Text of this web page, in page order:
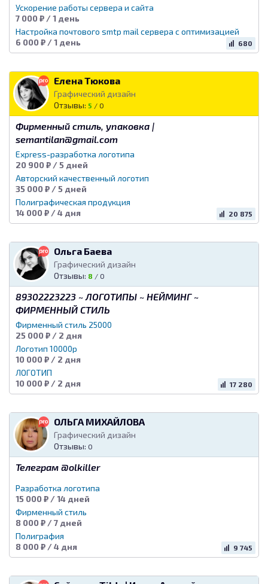
Ускорение работы сервера и сайта
7 000 ₽ / 1 день
Настройка почтового smtp mail сервера с оптимизацией
6 000 ₽ / 1 день
680
Елена Тюкова
Графический дизайн
Отзывы: 5 / 0
Фирменный стиль, упаковка |
semantilan@gmail.com
Express-разработка логотипа
20 900 ₽ / 5 дней
Авторский качественный логотип
35 000 ₽ / 5 дней
Полиграфическая продукция
14 000 ₽ / 4 дня
20 875
Ольга Баева
Графический дизайн
Отзывы: 8 / 0
89302223223 ~ ЛОГОТИПЫ ~ НЕЙМИНГ ~
ФИРМЕННЫЙ СТИЛЬ
Фирменный стиль 25000
25 000 ₽ / 2 дня
Логотип 10000р
10 000 ₽ / 2 дня
ЛОГОТИП
10 000 ₽ / 2 дня
17 280
ОЛЬГА МИХАЙЛОВА
Графический дизайн
Отзывы: 0
Телеграм @olkiller
Разработка логотипа
15 000 ₽ / 14 дней
Фирменный стиль
8 000 ₽ / 7 дней
Полиграфия
8 000 ₽ / 4 дня
9 745